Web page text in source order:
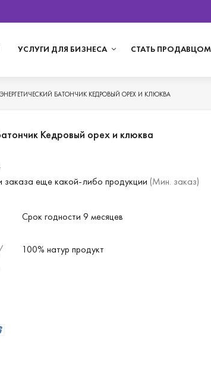
УСЛУГИ ДЛЯ БИЗНЕСА СТАТЬ ПРОДАВЦОМ
ЭНЕРГЕТИЧЕСКИЙ БАТОНЧИК КЕДРОВЫЙ ОРЕХ И КЛЮКВА
Кедровый орех и клюква
заказа еще какой-либо продукции (Мин. заказ)
Срок годности 9 месяцев
100% натур продукт